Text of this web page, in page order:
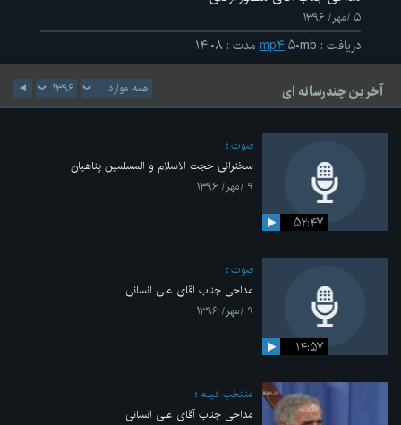
۵ /مهر/ ۱۳۹۶
دریافت : mp۴۵۰mb مدت : ۱۴:۰۸
آخرین چندرسانه ای
۵۲:۴۷
صوت
سخنرانی حجت الاسلام و المسلمین پناهیان
۹ /مهر/ ۱۳۹۶
۱۴:۵۷
صوت
مداحی جناب آقای علی انسانی
۹ /مهر/ ۱۳۹۶
منتخب فیلم
مداحی جناب آقای علی انسانی